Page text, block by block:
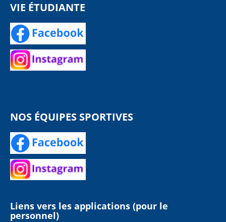
VIE ÉTUDIANTE
NOS ÉQUIPES SPORTIVES
Liens vers les applications (pour le
personnel)